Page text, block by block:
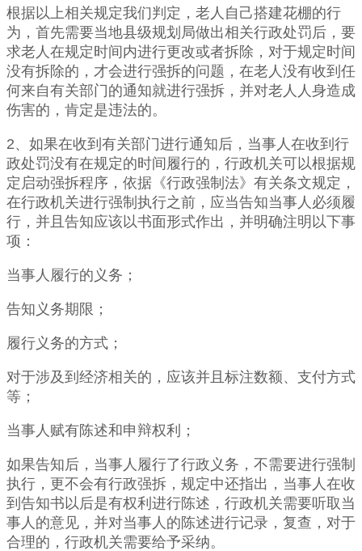
根据以上相关规定我们判定，老人自己搭建花棚的行
为，首先需要当地县级规划局做出相关行政处罚后，要
求老人在规定时间内进行更改或者拆除，对于规定时间
没有拆除的，才会进行强拆的问题，在老人没有收到任
何来自有关部门的通知就进行强拆，并对老人人身造成
伤害的，肯定是违法的。
2、如果在收到有关部门进行通知后，当事人在收到行
政处罚没有在规定的时间履行的，行政机关可以根据规
定启动强拆程序，依据《行政强制法》有关条文规定，
在行政机关进行强制执行之前，应当告知当事人必须履
行，并且告知应该以书面形式作出，并明确注明以下事
项：
当事人履行的义务；
告知义务期限；
履行义务的方式；
对于涉及到经济相关的，应该并且标注数额、支付方式
等；
当事人赋有陈述和申辩权利；
如果告知后，当事人履行了行政义务，不需要进行强制
执行，更不会有行政强拆，规定中还指出，当事人在收
到告知书以后是有权利进行陈述，行政机关需要听取当
事人的意见，并对当事人的陈述进行记录，复查，对于
合理的，行政机关需要给予采纳。